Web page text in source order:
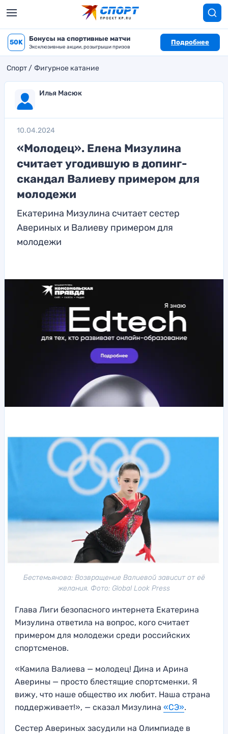
50K Бонусы на спортивные матчи
Эксклюзивные акции, розыгрыши призов
Подробнее
Спорт Фигурное катание
Илья Масюк
10.04.2024
«Молодец». Елена Мизулина
считает угодившую в допинг-
скандал Валиеву примером для
молодежи
Екатерина Мизулина считает сестер
Авериных и Валиеву примером для
молодежи
Бестемьянова: Возвращение Валиевой зависит от её
желания. Фото: Global Look Press
Глава Лиги безопасного интернета Екатерина
Мизулина ответила на вопрос, кого считает
примером для молодежи среди российских
спортсменов.
«Камила Валиева — молодец! Дина и Арина
Аверины — просто блестящие спортсменки. Я
вижу, что наше общество их любит. Наша страна
поддерживает!», — сказал Мизулина «СЭ».
Сестер Авериных засудили на Олимпиаде в